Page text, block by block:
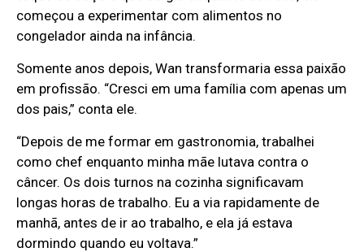
começou a experimentar com alimentos no
congelador ainda na infância.
Somente anos depois, Wan transformaria essa paixão
em profissão. “Cresci em uma família com apenas um
dos pais,” conta ele.
“Depois de me formar em gastronomia, trabalhei
como chef enquanto minha mãe lutava contra o
câncer. Os dois turnos na cozinha significavam
longas horas de trabalho. Eu a via rapidamente de
manhã, antes de ir ao trabalho, e ela já estava
dormindo quando eu voltava.”